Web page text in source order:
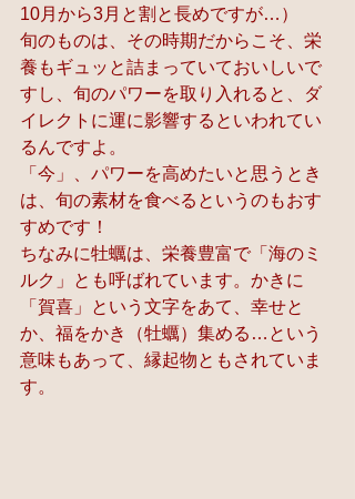
10月から3月と割と長めですが…）
旬のものは、その時期だからこそ、栄
養もギュッと詰まっていておいしいで
すし、旬のパワーを取り入れると、ダ
イレクトに運に影響するといわれてい
るんですよ。
「今」、パワーを高めたいと思うとき
は、旬の素材を食べるというのもおす
すめです！
ちなみに牡蠣は、栄養豊富で「海のミ
ルク」とも呼ばれています。かきに
「賀喜」という文字をあて、幸せと
か、福をかき（牡蠣）集める…という
意味もあって、縁起物ともされていま
す。